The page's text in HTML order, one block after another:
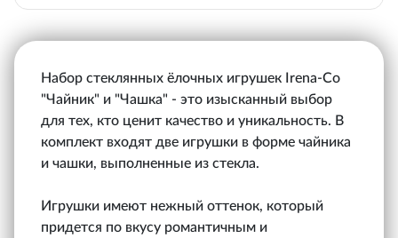
Набор стеклянных ёлочных игрушек Irena-Co
"Чайник" и "Чашка" - это изысканный выбор
для тех, кто ценит качество и уникальность. В
комплект входят две игрушки в форме чайника
и чашки, выполненные из стекла.
Игрушки имеют нежный оттенок, который
придется по вкусу романтичным и